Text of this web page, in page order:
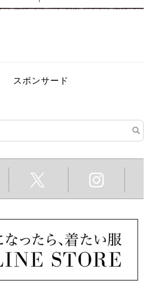
スポンサード